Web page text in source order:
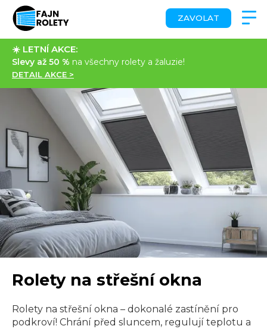
☀️ LETNÍ AKCE:
Slevy až 50 % na všechny rolety a žaluzie!
DETAIL AKCE >
ZAVOLAT
Rolety na střešní okna
Rolety na střešní okna – dokonalé zastínění pro
podkroví! Chrání před sluncem, regulují teplotu a